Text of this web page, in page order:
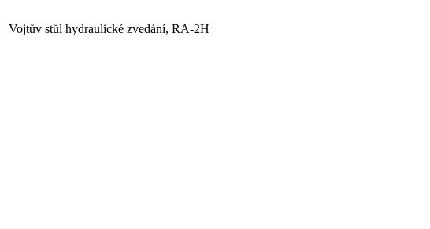
Vojtův stůl hydraulické zvedání, RA-2H